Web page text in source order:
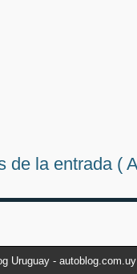
de la entrada (
Uruguay -